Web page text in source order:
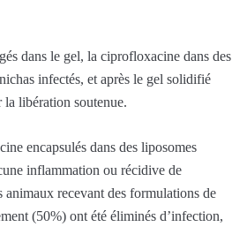
dans le gel, la ciprofloxacine dans des
infectés, et après le gel solidifié
la libération soutenue.
encapsulés dans des liposomes
inflammation ou récidive de
animaux recevant des formulations de
(50%) ont été éliminés d’infection,